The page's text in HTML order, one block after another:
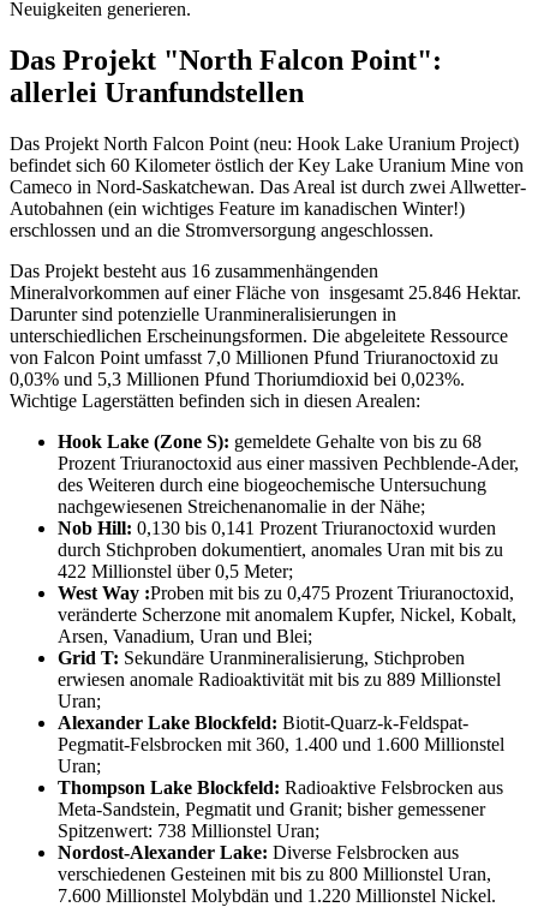
Neuigkeiten generieren.
Das Projekt "North Falcon Point":
allerlei Uranfundstellen
Das Projekt North Falcon Point (neu: Hook Lake Uranium Project)
befindet sich 60 Kilometer östlich der Key Lake Uranium Mine von
Cameco in Nord-Saskatchewan. Das Areal ist durch zwei Allwetter-
Autobahnen (ein wichtiges Feature im kanadischen Winter!)
erschlossen und an die Stromversorgung angeschlossen.
Das Projekt besteht aus 16 zusammenhängenden
Mineralvorkommen auf einer Fläche von insgesamt 25.846 Hektar.
Darunter sind potenzielle Uranmineralisierungen in
unterschiedlichen Erscheinungsformen. Die abgeleitete Ressource
von Falcon Point umfasst 7,0 Millionen Pfund Triuranoctoxid zu
0,03% und 5,3 Millionen Pfund Thoriumdioxid bei 0,023%.
Wichtige Lagerstätten befinden sich in diesen Arealen:
Hook Lake (Zone S): gemeldete Gehalte von bis zu 68
Prozent Triuranoctoxid aus einer massiven Pechblende-Ader,
des Weiteren durch eine biogeochemische Untersuchung
nachgewiesenen Streichenanomalie in der Nähe;
Nob Hill: 0,130 bis 0,141 Prozent Triuranoctoxid wurden
durch Stichproben dokumentiert, anomales Uran mit bis zu
422 Millionstel über 0,5 Meter;
West Way :Proben mit bis zu 0,475 Prozent Triuranoctoxid,
veränderte Scherzone mit anomalem Kupfer, Nickel, Kobalt,
Arsen, Vanadium, Uran und Blei;
Grid T: Sekundäre Uranmineralisierung, Stichproben
erwiesen anomale Radioaktivität mit bis zu 889 Millionstel
Uran;
Alexander Lake Blockfeld: Biotit-Quarz-k-Feldspat-
Pegmatit-Felsbrocken mit 360, 1.400 und 1.600 Millionstel
Uran;
Thompson Lake Blockfeld: Radioaktive Felsbrocken aus
Meta-Sandstein, Pegmatit und Granit; bisher gemessener
Spitzenwert: 738 Millionstel Uran;
Nordost-Alexander Lake: Diverse Felsbrocken aus
verschiedenen Gesteinen mit bis zu 800 Millionstel Uran,
7.600 Millionstel Molybdän und 1.220 Millionstel Nickel.